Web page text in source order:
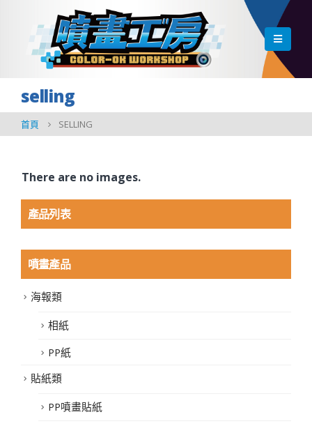
selling
首頁 SELLING
There are no images.
產品列表
噴畫產品
海報類
相紙
PP紙
貼紙類
PP噴畫貼紙